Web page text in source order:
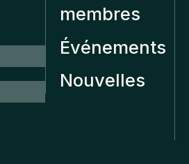
membres
Événements
Nouvelles